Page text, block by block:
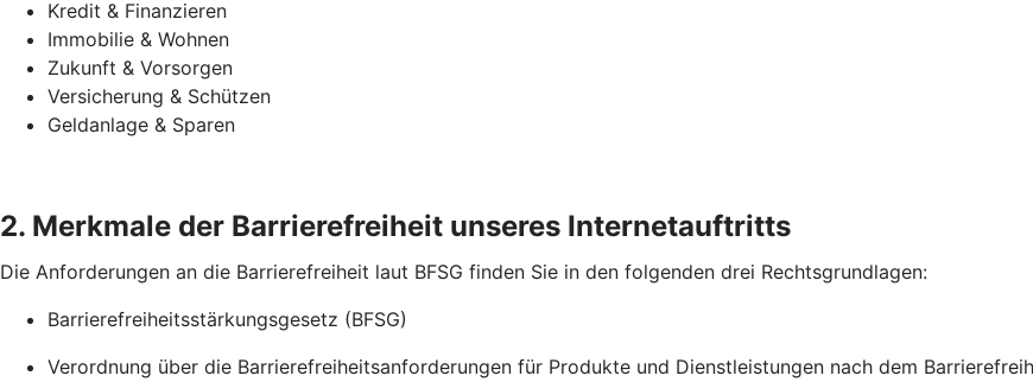
Kredit & Finanzieren
Immobilie & Wohnen
Zukunft & Vorsorgen
Versicherung & Schützen
Geldanlage & Sparen
2. Merkmale der Barrierefreiheit unseres Internetauftritts
Die Anforderungen an die Barrierefreiheit laut BFSG finden Sie in den folgenden drei Rechtsgrundlagen:
Barrierefreiheitsstärkungsgesetz (BFSG)
Verordnung über die Barrierefreiheitsanforderungen für Produkte und Dienstleistungen nach dem